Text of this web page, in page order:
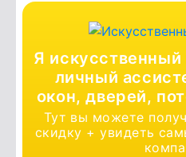
Я искусственный
личный
окон, дверей,
Тут вы можете
скидку + увидеть